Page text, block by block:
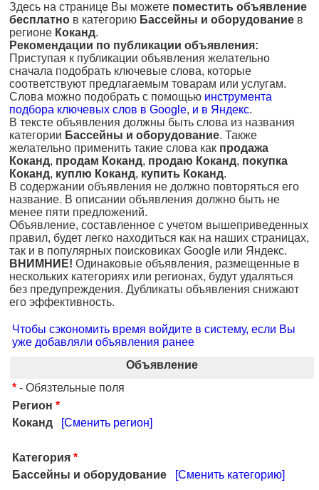
Здесь на странице Вы можете поместить объявление
бесплатно в категорию Бассейны и оборудование в
регионе Коканд.
Рекомендации по публикации объявления:
Приступая к публикации объявления желательно
сначала подобрать ключевые слова, которые
соответствуют предлагаемым товарам или услугам.
Слова можно подобрать с помощью инструмента
подбора ключевых слов в Google, и в Яндекс.
В тексте объявления должны быть слова из названия
категории Бассейны и оборудование. Также
желательно применить такие слова как продажа
Коканд, продам Коканд, продаю Коканд, покупка
Коканд, куплю Коканд, купить Коканд.
В содержании объявления не должно повторяться его
название. В описании объявления должно быть не
менее пяти предложений.
Объявление, составленное с учетом вышеприведенных
правил, будет легко находиться как на наших страницах,
так и в популярных поисковиках Google или Яндекс.
ВНИМНИЕ! Одинаковые объявления, размещенные в
нескольких категориях или регионах, будут удаляться
без предупреждения. Дубликаты объявления снижают
его эффективность.
Чтобы сэкономить время войдите в систему, если Вы
уже добавляли объявления ранее
Объявление
* - Обязтельные поля
Регион *
Коканд
[Сменить регион]
Категория *
Бассейны и оборудование
[Сменить категорию]